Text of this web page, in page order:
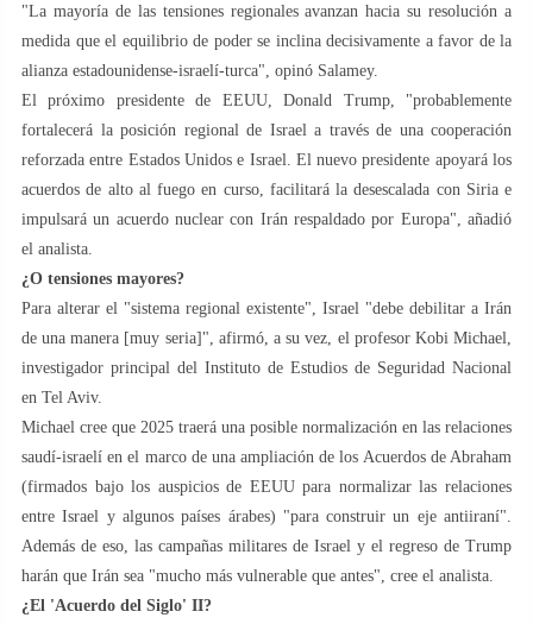
"La mayoría de las tensiones regionales avanzan hacia su resolución a
medida que el equilibrio de poder se inclina decisivamente a favor de la
alianza estadounidense-israelí-turca", opinó Salamey.
El próximo presidente de EEUU, Donald Trump, "probablemente
fortalecerá la posición regional de Israel a través de una cooperación
reforzada entre Estados Unidos e Israel. El nuevo presidente apoyará los
acuerdos de alto al fuego en curso, facilitará la desescalada con Siria e
impulsará un acuerdo nuclear con Irán respaldado por Europa", añadió
el analista.
¿O tensiones mayores?
Para alterar el "sistema regional existente", Israel "debe debilitar a Irán
de una manera [muy seria]", afirmó, a su vez, el profesor Kobi Michael,
investigador principal del Instituto de Estudios de Seguridad Nacional
en Tel Aviv.
Michael cree que 2025 traerá una posible normalización en las relaciones
saudí-israelí en el marco de una ampliación de los Acuerdos de Abraham
(firmados bajo los auspicios de EEUU para normalizar las relaciones
entre Israel y algunos países árabes) "para construir un eje antiiraní".
Además de eso, las campañas militares de Israel y el regreso de Trump
harán que Irán sea "mucho más vulnerable que antes", cree el analista.
¿El 'Acuerdo del Siglo' II?